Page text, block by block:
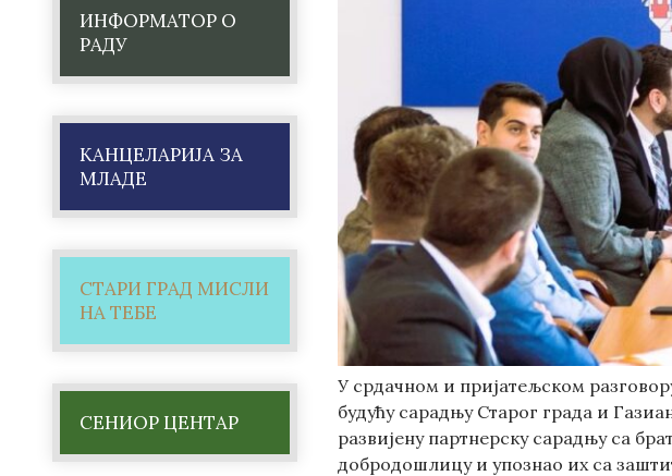
ИНФОРМАТОР О
РАДУ
КАНЦЕЛАРИЈА ЗА
МЛАДЕ
СТАРИ ГРАД МИСЛИ
НА ТЕБЕ
СЕНИОР ЦЕНТАР
У срдачном и пријатељском
будућу сарадњу Старог града и
развијену партнерску сарадњу са
добродошлицу и упознао их са